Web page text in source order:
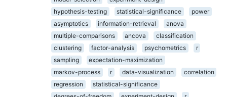
hypothesis-testing
statistical-significance
power
asymptotics
information-retrieval
anova
multiple-comparisons
ancova
classification
clustering
factor-analysis psychometrics
r
sampling
expectation-maximization
markov-process
r data-visualization
correlation
regression
statistical-significance